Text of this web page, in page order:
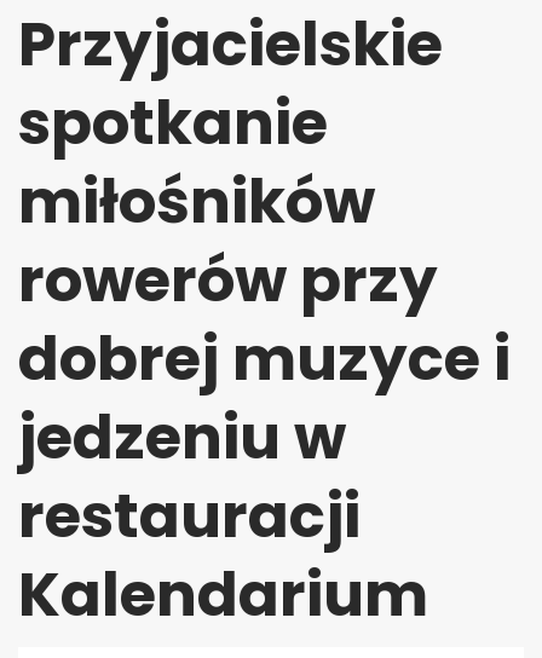
Przyjacielskie
spotkanie
miłośników
rowerów przy
dobrej muzyce i
jedzeniu w
restauracji
Kalendarium